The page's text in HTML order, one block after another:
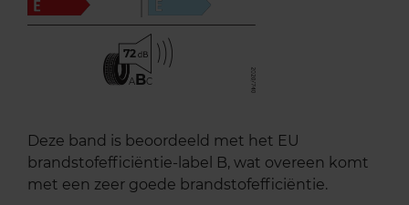
72
ABC
Deze band is beoordeeld met het EU
brandstofefficiëntie-label B, wat overeen komt
met een zeer goede brandstofefficiëntie.